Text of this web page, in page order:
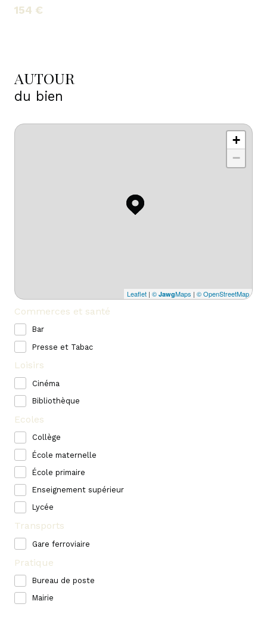
154 €
AUTOUR
du bien
+
−
Leaflet | © JawgMaps | © OpenStreetMap
Commerces et santé
Bar
Presse et Tabac
Loisirs
Cinéma
Bibliothèque
Ecoles
Collège
École maternelle
École primaire
Enseignement supérieur
Lycée
Transports
Gare ferroviaire
Pratique
Bureau de poste
Mairie